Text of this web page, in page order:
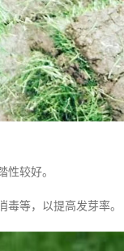
较好。
等，以提高发芽率。